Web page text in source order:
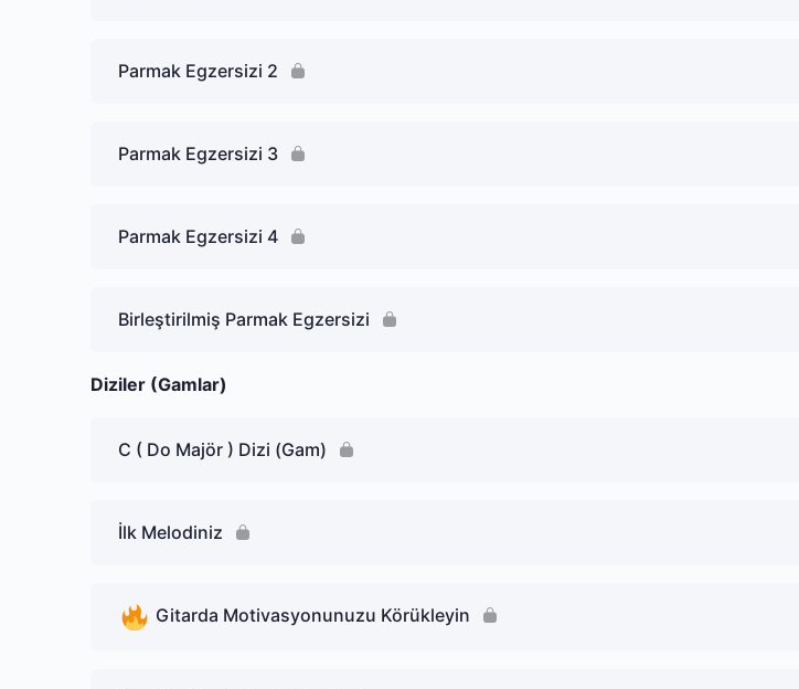
Parmak Egzersizi 2
Parmak Egzersizi 3
Parmak Egzersizi 4
Birleştirilmiş Parmak Egzersizi
Diziler (Gamlar)
C ( Do Majör ) Dizi (Gam)
İlk Melodiniz
Gitarda Motivasyonunuzu Körükleyin